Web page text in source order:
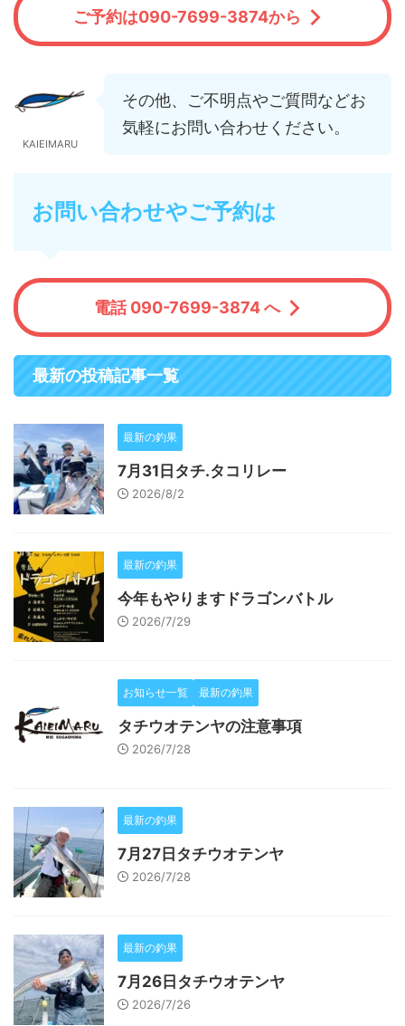
ご予約は090-7699-3874から
KAIEIMARU
その他、ご不明点やご質問などお
気軽にお問い合わせください。
お問い合わせやご予約は
電話 090-7699-3874 へ
最新の投稿記事一覧
最新の釣果
7月31日タチ.タコリレー
2026/8/2
最新の釣果
今年もやりますドラゴンバトル
2026/7/29
お知らせ一覧 最新の釣果
タチウオテンヤの注意事項
2026/7/28
最新の釣果
7月27日タチウオテンヤ
2026/7/28
最新の釣果
7月26日タチウオテンヤ
2026/7/26